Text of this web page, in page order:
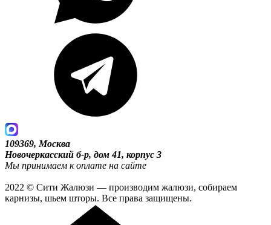
109369, Москва
Новочеркасский б-р, дом 41, корпус 3
Мы принимаем к оплате на сайте
2022 © Сити Жалюзи — производим жалюзи, собираем
карнизы, шьем шторы. Все права защищены.